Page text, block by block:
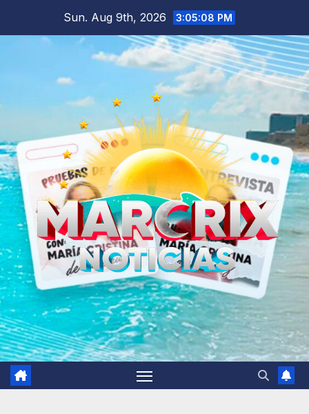
Sun. Aug 9th, 2026 3:05:10 PM